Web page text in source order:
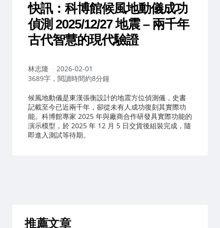
快訊：科博館候風地動儀成功
偵測 2025/12/27 地震 – 兩千年
古代智慧的現代驗證
作
者：
林志隆
2026-02-01
3689字，閱讀時間約8分鐘
候風地動儀是東漢張衡設計的地震方位偵測儀，史書
記載至今已近兩千年，卻從未有人成功復刻其實際功
能。科博館專家 2025 年與廠商合作研發具實際功能的
演示模型，於 2025 年 12 月 5 日交貨後組裝完成，隨
即進入測試等待期。
推薦文章